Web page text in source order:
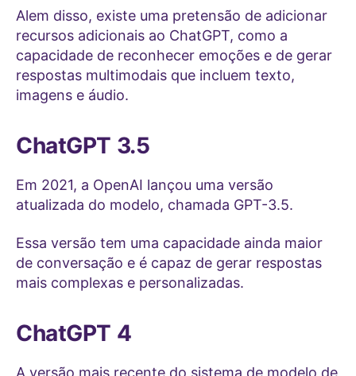
Alem disso, existe uma pretensão de adicionar
recursos adicionais ao ChatGPT, como a
capacidade de reconhecer emoções e de gerar
respostas multimodais que incluem texto,
imagens e áudio.
ChatGPT 3.5
Em 2021, a OpenAI lançou uma versão
atualizada do modelo, chamada GPT-3.5.
Essa versão tem uma capacidade ainda maior
de conversação e é capaz de gerar respostas
mais complexas e personalizadas.
ChatGPT 4
A versão mais recente do sistema de modelo de